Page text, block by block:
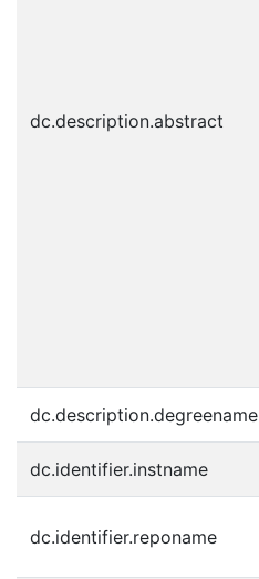
dc.description.abstract
dc.description.degreename
dc.identifier.instname
dc.identifier.reponame